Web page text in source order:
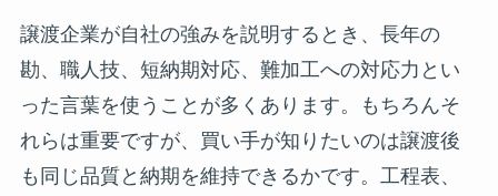
譲渡企業が自社の強みを説明するとき、長年の
勘、職人技、短納期対応、難加工への対応力とい
った言葉を使うことが多くあります。もちろんそ
れらは重要ですが、買い手が知りたいのは譲渡後
も同じ品質と納期を維持できるかです。工程表、